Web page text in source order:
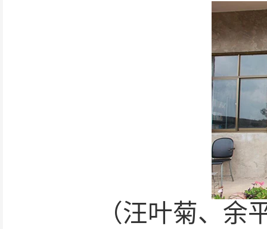
（汪叶菊、余